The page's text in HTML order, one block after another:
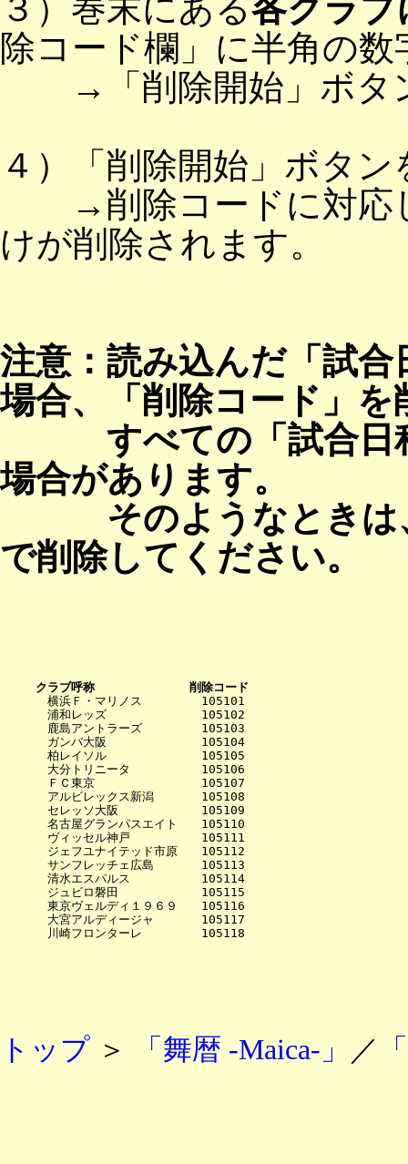
３）巻末にある各クラブ
除コード欄」に半角の
→「削除開始」ボタ
４）「削除開始」ボタ
→削除コードに対応
けが削除されます。
注意：読み込んだ「試
場合、「削除コード」
すべての「試合日程
場合があります。
そのようなときは、
で削除してください。
クラブ呼称             削除コード
横浜Ｆ・マリノス　　　　　105101
浦和レッズ　　　　　　　　105102
鹿島アントラーズ　　　　　105103
ガンバ大阪　　　　　　　　105104
柏レイソル　　　　　　　　105105
大分トリニータ　　　　　　105106
ＦＣ東京　　　　　　　　　105107
アルビレックス新潟　　　　105108
セレッソ大阪　　　　　　　105109
名古屋グランパスエイト　　105110
ヴィッセル神戸　　　　　　105111
ジェフユナイテッド市原　　105112
サンフレッチェ広島　　　　105113
清水エスパルス　　　　　　105114
ジュビロ磐田　　　　　　　105115
東京ヴェルディ１９６９　　105116
大宮アルディージャ　　　　105117
トップ ＞ 「舞暦 -Maica-」 ／